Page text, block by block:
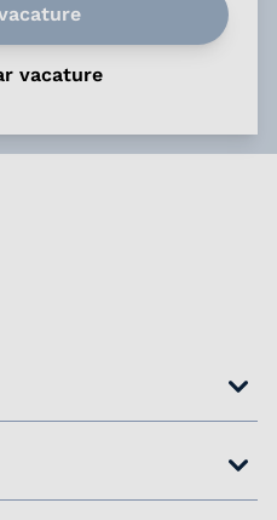
vacature